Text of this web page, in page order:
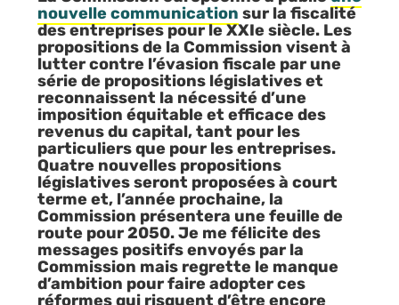
nouvelle communication sur la fiscalité
des entreprises pour le XXIe siècle. Les
propositions de la Commission visent à
lutter contre l’évasion fiscale par une
série de propositions législatives et
reconnaissent la nécessité d’une
imposition équitable et efficace des
revenus du capital, tant pour les
particuliers que pour les entreprises.
Quatre nouvelles propositions
législatives seront proposées à court
terme et, l’année prochaine, la
Commission présentera une feuille de
route pour 2050. Je me félicite des
messages positifs envoyés par la
Commission mais regrette le manque
d’ambition pour faire adopter ces
réformes qui risquent d’être encore